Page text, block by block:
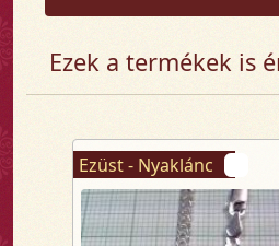
Ezek a termékek is
Ezüst - Nyaklánc